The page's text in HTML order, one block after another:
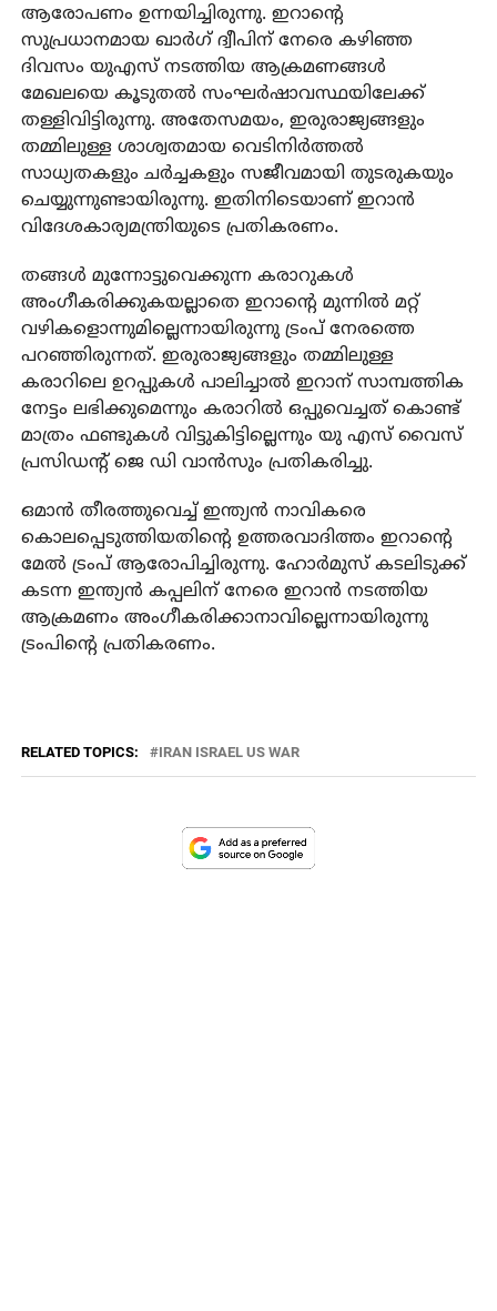
ആരോപണം ഉന്നയിച്ചിരുന്നു. ഇറാന്റെ
സുപ്രധാനമായ ഖാര്‍ഗ് ദ്വീപിന് നേരെ കഴിഞ്ഞ
ദിവസം യുഎസ് നടത്തിയ ആക്രമണങ്ങള്‍
മേഖലയെ കൂടുതല്‍ സംഘര്‍ഷാവസ്ഥയിലേക്ക്
തള്ളിവിട്ടിരുന്നു. അതേസമയം, ഇരുരാജ്യങ്ങളും
തമ്മിലുള്ള ശാശ്വതമായ വെടിനിര്‍ത്തല്‍
സാധ്യതകളും ചര്‍ച്ചകളും സജീവമായി തുടരുകയും
ചെയ്യുന്നുണ്ടായിരുന്നു. ഇതിനിടെയാണ് ഇറാന്‍
വിദേശകാര്യമന്ത്രിയുടെ പ്രതികരണം.
തങ്ങള്‍ മുന്നോട്ടുവെക്കുന്ന കരാറുകള്‍
അംഗീകരിക്കുകയല്ലാതെ ഇറാന്റെ മുന്നില്‍ മറ്റ്
വഴികളൊന്നുമില്ലെന്നായിരുന്നു ട്രംപ് നേരത്തെ
പറഞ്ഞിരുന്നത്. ഇരുരാജ്യങ്ങളും തമ്മിലുള്ള
കരാറിലെ ഉറപ്പുകള്‍ പാലിച്ചാല്‍ ഇറാന് സാമ്പത്തിക
നേട്ടം ലഭിക്കുമെന്നും കരാറില്‍ ഒപ്പുവെച്ചത് കൊണ്ട്
മാത്രം ഫണ്ടുകള്‍ വിട്ടുകിട്ടില്ലെന്നും യു എസ് വൈസ്
പ്രസിഡന്റ് ജെ ഡി വാന്‍സും പ്രതികരിച്ചു.
ഒമാന്‍ തീരത്തുവെച്ച് ഇന്ത്യന്‍ നാവികരെ
കൊലപ്പെടുത്തിയതിന്റെ ഉത്തരവാദിത്തം ഇറാന്റെ
മേല്‍ ട്രംപ് ആരോപിച്ചിരുന്നു. ഹോര്‍മുസ് കടലിടുക്ക്
കടന്ന ഇന്ത്യന്‍ കപ്പലിന് നേരെ ഇറാന്‍ നടത്തിയ
ആക്രമണം അംഗീകരിക്കാനാവില്ലെന്നായിരുന്നു
ട്രംപിന്റെ പ്രതികരണം.
RELATED TOPICS: IRAN ISRAEL US WAR